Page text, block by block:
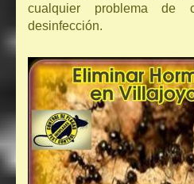
cualquier problema de
desinfección.